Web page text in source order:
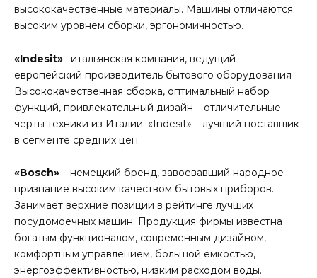
высококачественные материалы. Машины отличаются
высоким уровнем сборки, эргономичностью.
«Indesit»– итальянская компания, ведущий
европейский производитель бытового оборудования
Высококачественная сборка, оптимальный набор
функций, привлекательный дизайн – отличительные
черты техники из Италии. «Indesit» – лучший поставщик
в сегменте средних цен.
«Bosch» – немецкий бренд, завоевавший народное
признание высоким качеством бытовых приборов.
Занимает верхние позиции в рейтинге лучших
посудомоечных машин. Продукция фирмы известна
богатым функционалом, современным дизайном,
комфортным управлением, большой емкостью,
энергоэффективностью, низким расходом воды.